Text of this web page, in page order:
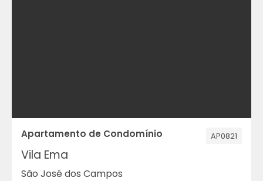
Apartamento de Condomínio AP0821
Vila Ema
São José dos Campos